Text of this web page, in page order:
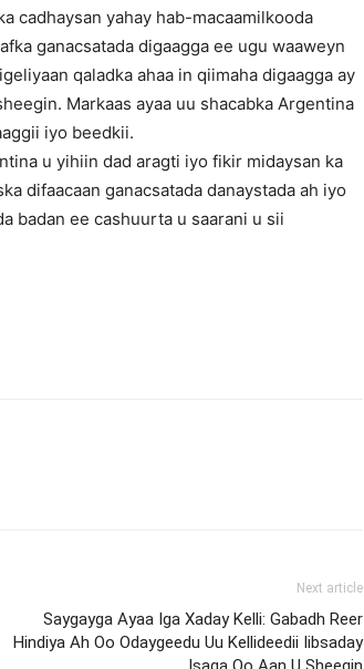
cadhaysan yahay hab-macaamilkooda
ganacsatada digaagga ee ugu waaweyn
qaladka ahaa in qiimaha digaagga ay
Markaas ayaa uu shacabka Argentina
iyo beedkii.
u yihiin dad aragti iyo fikir midaysan ka
difaacaan ganacsatada danaystada ah iyo
badan ee cashuurta u saarani u sii
Next article
Saygayga Ayaa Iga Xaday Kelli: Gabadh Reer
Hindiya Ah Oo Odaygeedu Uu Kellideedii Iibsaday